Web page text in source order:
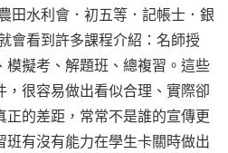
田水利會．初五等．記帳士．銀
會看到許多課程介紹：名師授
擬考、解題班、總複習。這些
很容易做出看似合理、實際卻
的差距，常常不是誰的宣傳更
有沒有能力在學生卡關時做出